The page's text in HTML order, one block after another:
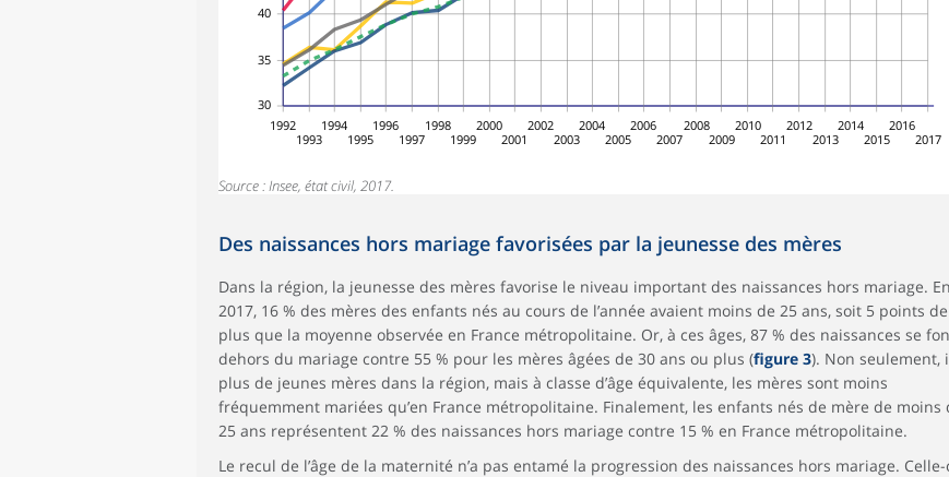
30
35
40
1992
1993
1994
1995
1996
1997
1998
1999
2000
2001
2002
2003
2004
2005
2006
2007
2008
2009
2010
2011
2012
2013
2014
2015
2016
2017
Source : Insee, état civil, 2017.
Des naissances hors mariage favorisées par la jeunesse des mères
Dans la région, la jeunesse des mères favorise le niveau important des naissances hors mariage. En
2017, 16 % des mères des enfants nés au cours de l’année avaient moins de 25 ans, soit 5 points de
plus que la moyenne observée en France métropolitaine. Or, à ces âges, 87 % des naissances se
dehors du mariage contre 55 % pour les mères âgées de 30 ans ou plus (figure 3). Non seulement,
plus de jeunes mères dans la région, mais à classe d’âge équivalente, les mères sont moins
fréquemment mariées qu’en France métropolitaine. Finalement, les enfants nés de mère de moins
25 ans représentent 22 % des naissances hors mariage contre 15 % en France métropolitaine.
Le recul de l’âge de la maternité n’a pas entamé la progression des naissances hors mariage. Celle-